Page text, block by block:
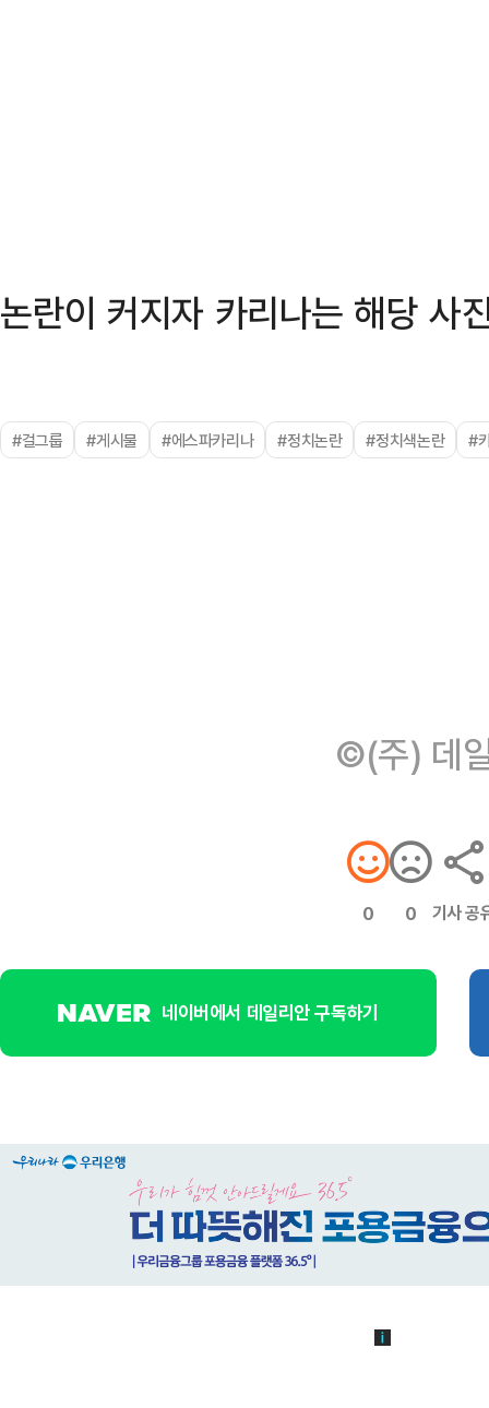
논란이 커지자 카리나는 해당 사
#걸그룹 #게시물 #에스파카리나 #정치논란 #정치색논란 #
©(주) 데
0 0 기사 공
네이버에서 데일리안 구독하기